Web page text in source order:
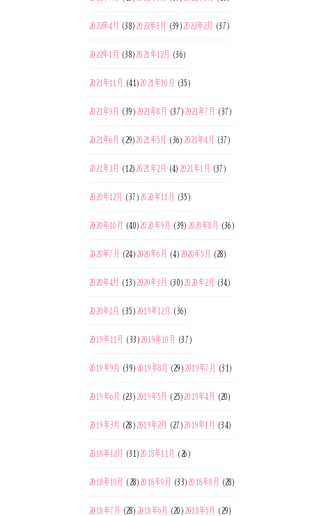
2022年4月 (38) 2022年3月 (39) 2022年2月 (37)
2022年1月 (38) 2021年12月 (36)
2021年11月 (41) 2021年10月 (35)
2021年9月 (39) 2021年8月 (37) 2021年7月 (37)
2021年6月 (29) 2021年5月 (36) 2021年4月 (37)
2021年3月 (12) 2021年2月 (4) 2021年1月 (37)
2020年12月 (37) 2020年11月 (35)
2020年10月 (40) 2020年9月 (39) 2020年8月 (36)
2020年7月 (24) 2020年6月 (4) 2020年5月 (28)
2020年4月 (13) 2020年3月 (30) 2020年2月 (34)
2020年1月 (35) 2019年12月 (36)
2019年11月 (33) 2019年10月 (37)
2019年9月 (39) 2019年8月 (29) 2019年7月 (31)
2019年6月 (23) 2019年5月 (25) 2019年4月 (20)
2019年3月 (28) 2019年2月 (27) 2019年1月 (34)
2018年12月 (31) 2018年11月 (26)
2018年10月 (28) 2018年9月 (33) 2018年8月 (28)
2018年7月 (28) 2018年6月 (20) 2018年5月 (29)